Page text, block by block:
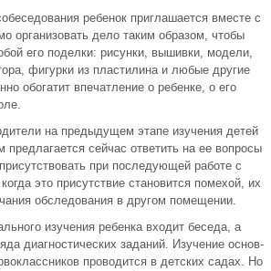
ребенок приглашается вместе с
организовать дело таким образом, чтобы
его поделки: рисунки, вышивки, модели,
фигурки из пластилина и любые другие
обогатит впечатление о ребенке, о его
на предыдущем этапе изучения детей
предлагается сейчас ответить на ее вопросы
при последующей рабо­те с
это присутствие становится поме­хой, их
обследования в другом помещении.
изучения ребенка входит беседа, а
диагностических заданий. Изучение основ­
проводится в детских садах. Но